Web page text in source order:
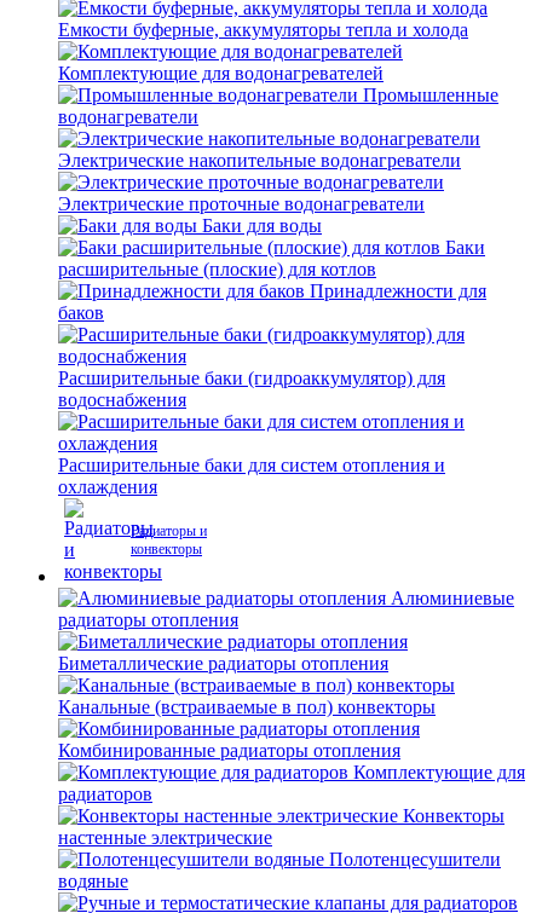
Емкости буферные, аккумуляторы тепла и холода
Комплектующие для водонагревателей
Промышленные
водонагреватели
Электрические накопительные водонагреватели
Электрические проточные водонагреватели
Баки для воды
Баки
расширительные (плоские) для котлов
Принадлежности для
баков
Расширительные баки (гидроаккумулятор) для
водоснабжения
Расширительные баки для систем отопления и
охлаждения
Радиаторы и
конвекторы
Алюминиевые
радиаторы отопления
Биметаллические радиаторы отопления
Канальные (встраиваемые в пол) конвекторы
Комбинированные радиаторы отопления
Комплектующие для
радиаторов
Конвекторы
настенные электрические
Полотенцесушители
водяные